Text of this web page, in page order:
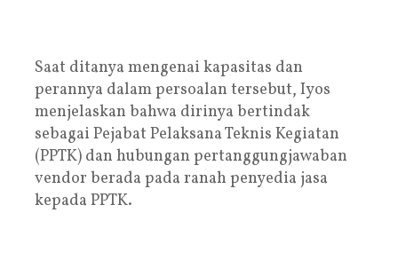
Saat ditanya mengenai kapasitas dan
perannya dalam persoalan tersebut, Iyos
menjelaskan bahwa dirinya bertindak
sebagai Pejabat Pelaksana Teknis Kegiatan
(PPTK) dan hubungan pertanggungjawaban
vendor berada pada ranah penyedia jasa
kepada PPTK.